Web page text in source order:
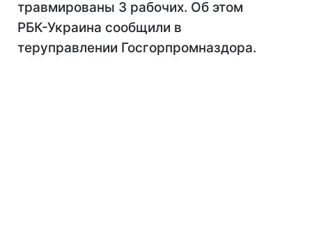
травмированы 3 рабочих. Об этом
РБК-Украина сообщили в
теруправлении Госгорпромназдора.